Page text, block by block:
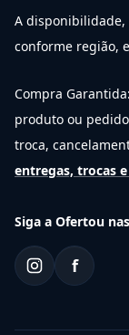
A disponibilidade,
conforme região,
Compra
produto ou
troca,
entregas, trocas
Siga a Ofertou
f